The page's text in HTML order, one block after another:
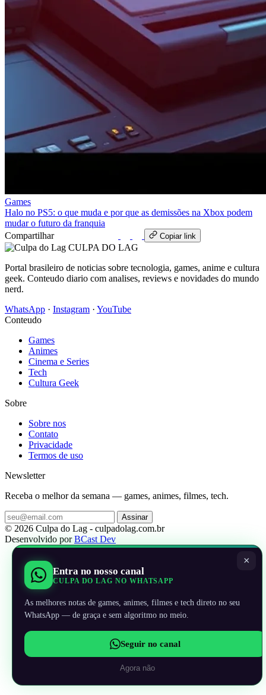
Games
Halo no PS5: o que muda e por que as demissões na Xbox podem
mudar o futuro da franquia
Compartilhar
Copiar link
CULPA DO LAG
Portal brasileiro de noticias sobre tecnologia, games, anime e cultura
geek. Conteudo diario com analises, reviews e novidades do mundo
nerd.
WhatsApp · Instagram · YouTube
Conteudo
Games
Animes
Cinema e Series
Tech
Cultura Geek
Sobre
Sobre nos
Contato
Privacidade
Termos de uso
Newsletter
Receba o melhor da semana — games, animes, filmes, tech.
Assinar
© 2026 Culpa do Lag - culpadolag.com.br
Desenvolvido porBCast Dev
×
Entra no nosso canal
CULPA DO LAG NO WHATSAPP
As melhores notas de games, animes, filmes e tech direto no seu
WhatsApp — de graça e sem algoritmo no meio.
Seguir no canal
Agora não